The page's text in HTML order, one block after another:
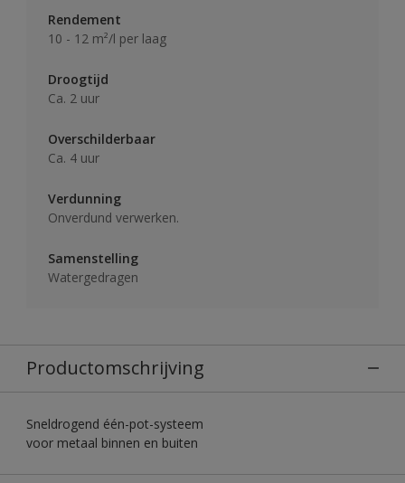
Rendement
10 - 12 m²/l per laag
Droogtijd
Ca. 2 uur
Overschilderbaar
Ca. 4 uur
Verdunning
Onverdund verwerken.
Samenstelling
Watergedragen
Productomschrijving
Sneldrogend één-pot-systeem
voor metaal binnen en buiten